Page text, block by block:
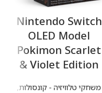
Nintendo Switch
OLED Model
Pokimon Scarlet
& Violet Edition
משחקי טלוויזיה - קונסולות,